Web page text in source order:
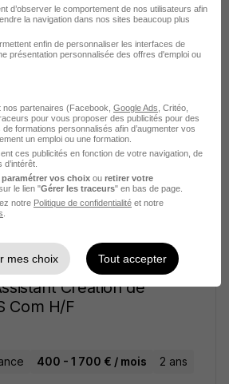
en Publicité -
H/F
2 ans
Création de
Com H/F
400 - 1 700 € / mois 2 ans
d’observer le comportement de nos utilisateurs afin
la navigation dans nos sites beaucoup plus
enfin de personnaliser les interfaces de
présentation personnalisée des offres d'emploi ou
nos partenaires (Facebook, Google Ads , Critéo,
pour vous proposer des publicités pour des
formations personnalisés afin d’augmenter vos
un emploi ou une formation.
ces publicités en fonction de votre navigation, de
paramétrer vos choix ou retirer votre
le lien "Gérer les traceurs" en bas de page.
notre Politique de confidentialité et notre
mes choix Tout accepter